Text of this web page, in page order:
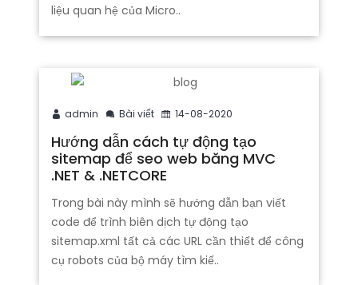
liệu quan hệ của Micro..
admin Bài viết 14-08-2020
Hướng dẫn cách tự động tạo
sitemap để seo web băng MVC
.NET & .NETCORE
Trong bài này mình sẽ hướng dẫn bạn viết
code để trình biên dịch tự động tạo
sitemap.xml tất cả các URL cần thiết để công
cụ robots của bộ máy tìm kiế..